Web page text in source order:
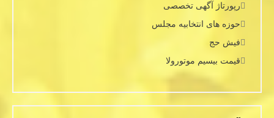
رپورتاژ آگهی تخصصی
حوزه های انتخابیه مجلس
فیش حج
قیمت بیسیم موتورولا